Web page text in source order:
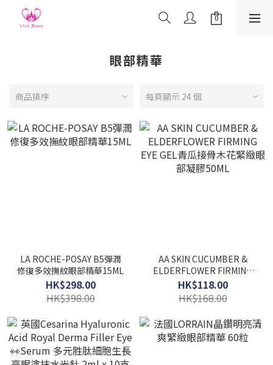
眼部精華
商品排序 每頁顯示 24 個
LA ROCHE-POSAY B5彈潤
修復多效撫紋眼部精華15ML
HK$298.00
HK$398.00
AA SKIN CUCUMBER &
ELDERFLOWER FIRMING
EYE GEL青瓜接骨木花緊緻
眼部凝膠50ML
HK$118.00
HK$168.00